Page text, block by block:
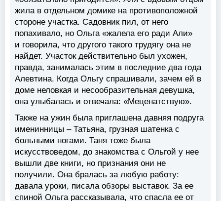
жила в отдельном домике на противоположной
стороне участка. Садовник пил, от него
попахивало, но Ольга «жалела его ради Али»
и говорила, что другого такого трудягу она не
найдет. Участок действительно был ухожен,
правда, занималась этим в последние два года
Алевтина. Когда Ольгу спрашивали, зачем ей в
доме неловкая и несообразительная девушка,
она улыбалась и отвечала: «Меценатствую».
Также на ужин была приглашена давняя подруга
именинницы ‒ Татьяна, грузная шатенка с
больными ногами. Таня тоже была
искусствоведом, до знакомства с Ольгой у нее
вышли две книги, но признания они не
получили. Она бралась за любую работу:
давала уроки, писала обзоры выставок. За ее
спиной Ольга рассказывала, что спасла ее от